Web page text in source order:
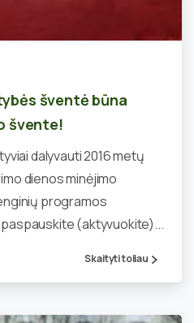
šventė būna
švente!
dalyvauti 2016 metų
dienos minėjimo
programos
(aktyvuokite)...
Skaityti toliau